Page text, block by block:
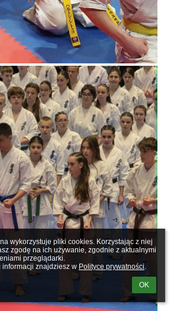
wykorzystuje pliki cookies. Korzystając z niej
zgodę na ich używanie, zgodnie z aktualnymi
przeglądarki.
informacji znajdziesz w Polityce prywatności.
OK